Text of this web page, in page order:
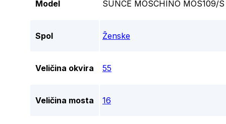
Model SUNCE MOSCHINO MOS109/
Spol Ženske
Veličina okvira 55
Veličina mosta 16